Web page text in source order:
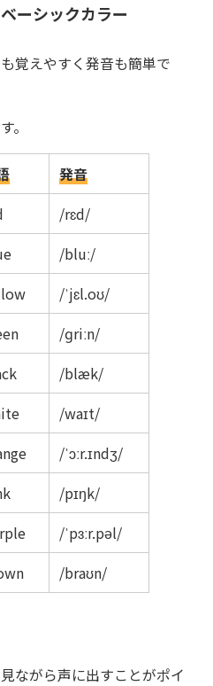
ーシックカラー
覚えやすく発音も簡単で
。
発音
/rɛd/
/bluː/
/ˈjɛl.oʊ/
/ɡriːn/
/blæk/
/waɪt/
/ˈɔːr.ɪndʒ/
/pɪŋk/
/ˈpɜːr.pəl/
/braʊn/
ながら声に出すことがポイ